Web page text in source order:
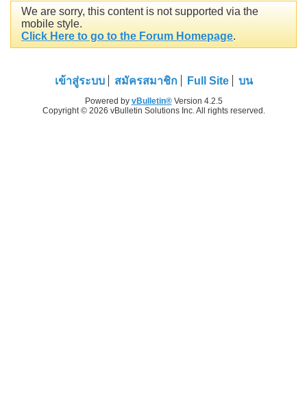
We are sorry, this content is not supported via the
mobile style.
Click Here to go to the Forum Homepage.
เข้าสู่ระบบ สมัครสมาชิก Full Site บน
Powered by vBulletin®Version 4.2.5
Copyright © 2026 vBulletin Solutions Inc. All rights reserved.